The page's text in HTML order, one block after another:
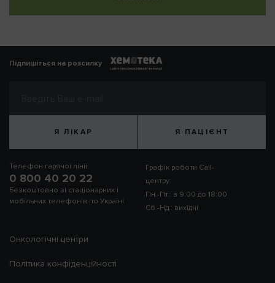
Підпишіться на розсилку
Я ЛІКАР Я ПАЦІЄНТ
Телефон гарячої лінії:
0 800 40 20 22
Безкоштовно зі стаціонарних і
мобільних телефонів по Україні
Графік роботи Call-
центру:
Пн.-Пт.: з 9:00 до 18:00
Сб.-Нд.: вихідні
Онкологічні центри
Політика конфіденційності